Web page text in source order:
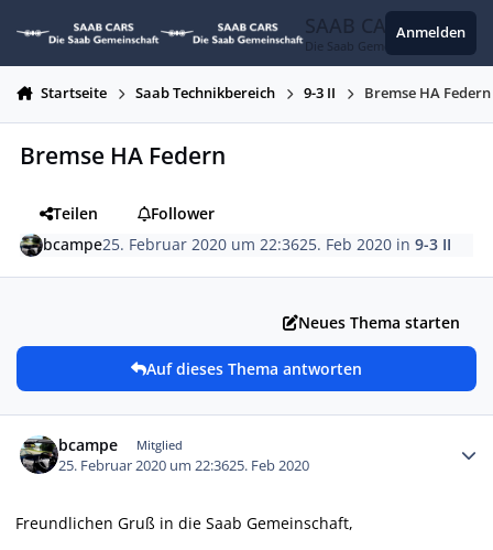
SAAB CARS
Die Saab Gemeinschaft
Anmelden
Startseite Saab Technikbereich 9-3 II Bremse HA Federn
Bremse HA Federn
Teilen
Follower
bcampe25. Februar 2020 um 22:3625. Feb 2020 in9-3 II
Neues Thema starten
Auf dieses Thema antworten
bcampe Mitglied
25. Februar 2020 um 22:3625. Feb 2020
Freundlichen Gruß in die Saab Gemeinschaft,